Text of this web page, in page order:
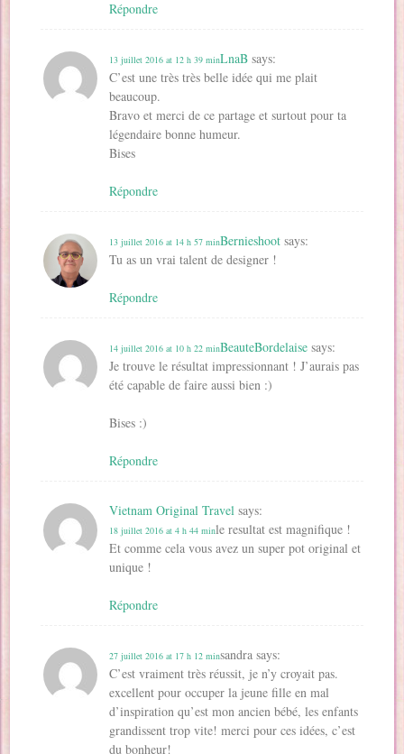
Répondre
LnaB says:
13 juillet 2016 at 12 h 39 min
C’est une très très belle idée qui me plait
beaucoup.
Bravo et merci de ce partage et surtout pour ta
légendaire bonne humeur.
Bises
Répondre
Bernieshoot says:
13 juillet 2016 at 14 h 57 min
Tu as un vrai talent de designer !
Répondre
BeauteBordelaise says:
14 juillet 2016 at 10 h 22 min
Je trouve le résultat impressionnant ! J’aurais pas
été capable de faire aussi bien :)
Bises :)
Répondre
Vietnam Original Travel says:
18 juillet 2016 at 4 h 44 minle resultat est magnifique !
Et comme cela vous avez un super pot original et
unique !
Répondre
sandra says:
27 juillet 2016 at 17 h 12 min
C’est vraiment très réussit, je n’y croyait pas.
excellent pour occuper la jeune fille en mal
d’inspiration qu’est mon ancien bébé, les enfants
grandissent trop vite! merci pour ces idées, c’est
du bonheur!